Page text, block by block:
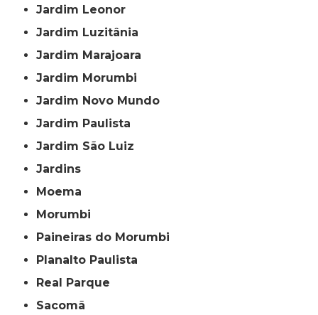
Jardim Leonor
Jardim Luzitânia
Jardim Marajoara
Jardim Morumbi
Jardim Novo Mundo
Jardim Paulista
Jardim São Luiz
Jardins
Moema
Morumbi
Paineiras do Morumbi
Planalto Paulista
Real Parque
Sacomã